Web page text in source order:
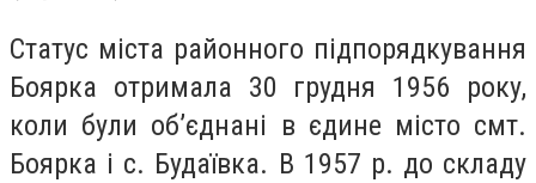
Статус міста районного підпорядкування
Боярка отримала 30 грудня 1956 року,
коли були об’єднані в єдине місто смт.
Боярка і с. Будаївка. В 1957 р. до складу